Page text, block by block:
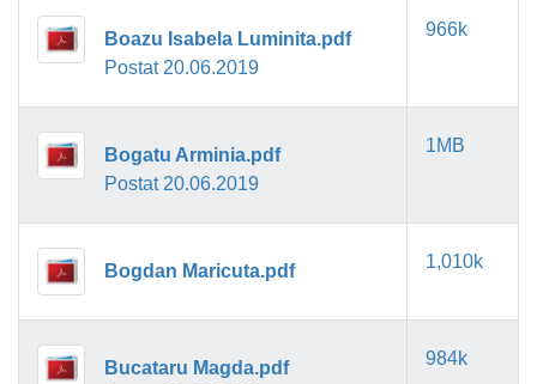
Boazu Isabela Luminita.pdf
Postat 20.06.2019
966k
Bogatu Arminia.pdf
Postat 20.06.2019
1MB
Bogdan Maricuta.pdf 1,010k
Bucataru Magda.pdf
984k